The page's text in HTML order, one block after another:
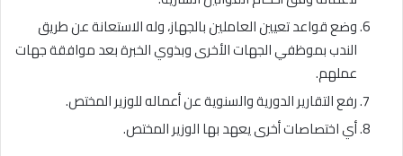
وضع قواعد تعيين العاملين بالجهاز، وله الاستعانة عن طريق
الندب بموظفي الجهات الأخرى وبذوي الخبرة بعد موافقة جهات
عملهم.
رفع التقارير الدورية والسنوية عن أعماله للوزير المختص.
أي اختصاصات أخرى يعهد بها الوزير المختص.